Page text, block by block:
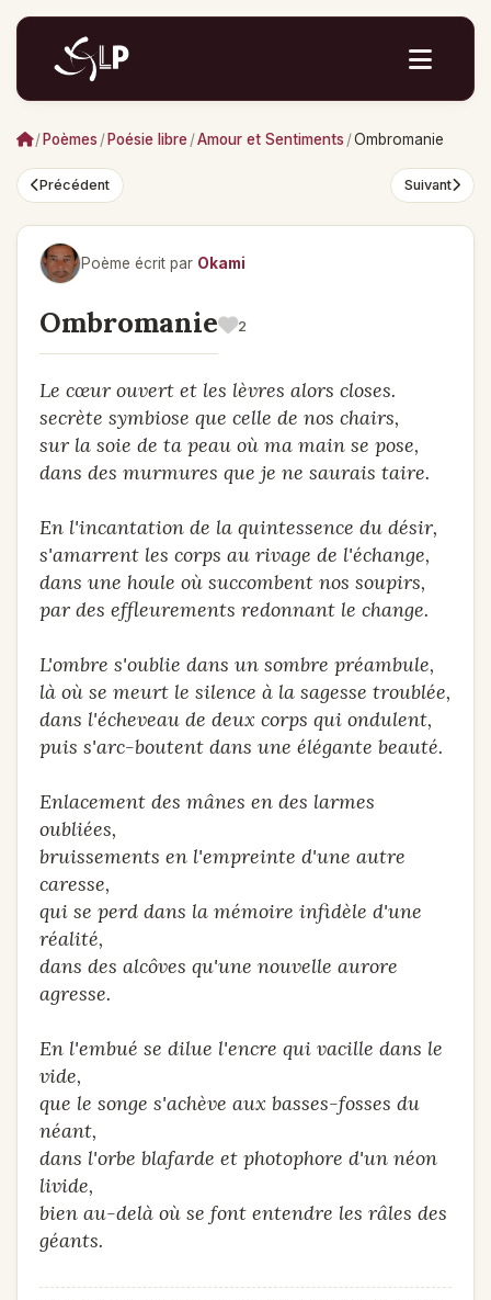
/ Poèmes / Poésie libre/Amour et Sentiments /Ombromanie
Précédent Suivant
Poème écrit par Okami
Ombromanie 2
Le cœur ouvert et les lèvres alors closes.
secrète symbiose que celle de nos chairs,
sur la soie de ta peau où ma main se pose,
dans des murmures que je ne saurais taire.
En l'incantation de la quintessence du désir,
s'amarrent les corps au rivage de l'échange,
dans une houle où succombent nos soupirs,
par des effleurements redonnant le change.
L'ombre s'oublie dans un sombre préambule,
là où se meurt le silence à la sagesse troublée,
dans l'écheveau de deux corps qui ondulent,
puis s'arc-boutent dans une élégante beauté.
Enlacement des mânes en des larmes
oubliées,
bruissements en l'empreinte d'une autre
caresse,
qui se perd dans la mémoire infidèle d'une
réalité,
dans des alcôves qu'une nouvelle aurore
agresse.
En l'embué se dilue l'encre qui vacille dans le
vide,
que le songe s'achève aux basses-fosses du
néant,
dans l'orbe blafarde et photophore d'un néon
livide,
bien au-delà où se font entendre les râles des
géants.